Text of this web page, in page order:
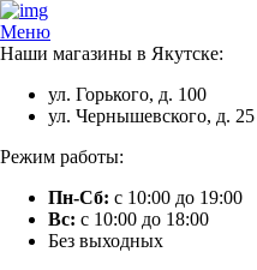
Меню
Наши магазины в Якутске:
ул. Горького, д. 100
ул. Чернышевского, д. 25
Режим работы:
Пн-Сб: с 10:00 до 19:00
Вс: с 10:00 до 18:00
Без выходных